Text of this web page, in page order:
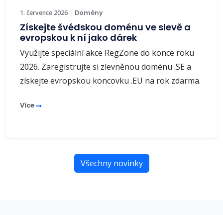
1. července 2026 Domény
Získejte švédskou doménu ve slevě a
evropskou k ní jako dárek
Využijte speciální akce RegZone do konce roku
2026. Zaregistrujte si zlevněnou doménu .SE a
získejte evropskou koncovku .EU na rok zdarma.
Více
Všechny novinky